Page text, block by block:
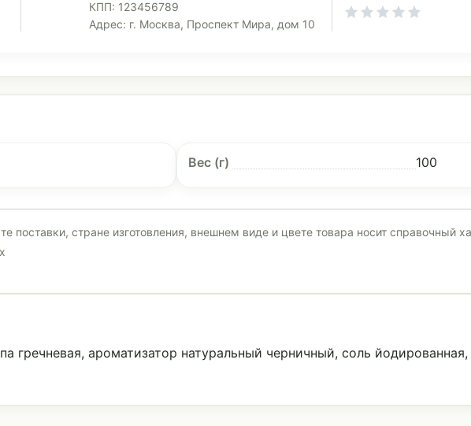
КПП: 123456789
Адрес: г. Москва, Проспект Мира, дом 10
Вес (г) 100
поставки, стране изготовления, внешнем виде и цвете товара носит справочный
гречневая, ароматизатор натуральный черничный, соль йодированная,